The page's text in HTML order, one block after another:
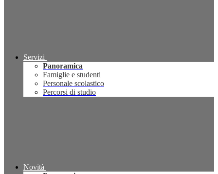
Servizi
Panoramica
Famiglie e studenti
Personale scolastico
Percorsi di studio
Novità